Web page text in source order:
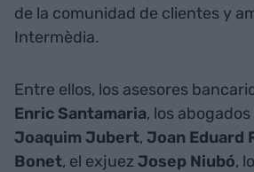
de la comunidad de clientes y
Intermèdia.
Entre ellos, los asesores
Enric Santamaria, los abogados
Joaquim Jubert, Joan Eduard
Bonet, el exjuezJosep Niubó,